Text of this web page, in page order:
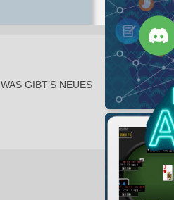
WAS GIBT’S NEUES